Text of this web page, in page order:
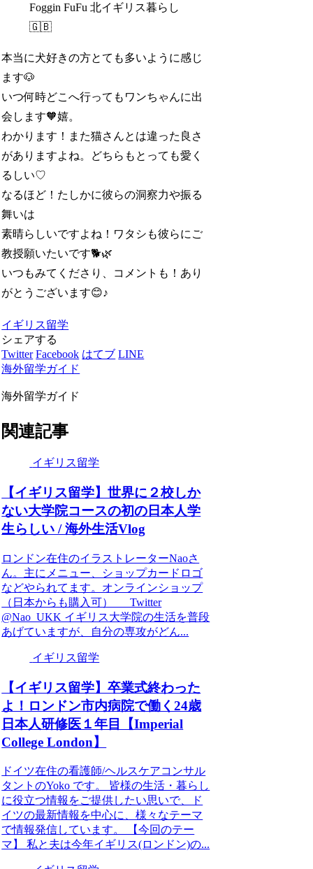
Foggin FuFu 北イギリス暮らし
🇬🇧
本当に犬好きの方とても多いように感じ
ます🐶
いつ何時どこへ行ってもワンちゃんに出
会します🧡嬉。
わかります！また猫さんとは違った良さ
がありますよね。どちらもとっても愛く
るしい♡
なるほど！たしかに彼らの洞察力や振る
舞いは
素晴らしいですよね！ワタシも彼らにご
教授願いたいです🐕🌿
いつもみてくださり、コメントも！あり
がとうございます😊♪
イギリス留学
シェアする
Twitter Facebook はてブ LINE
海外留学ガイド
海外留学ガイド
関連記事
イギリス留学
【イギリス留学】世界に２校しか
ない大学院コースの初の日本人学
生らしい / 海外生活Vlog
ロンドン在住のイラストレーターNaoさ
ん。主にメニュー、ショップカードロゴ
などやられてます。オンラインショップ
（日本からも購入可） Twitter
@Nao_UKK イギリス大学院の生活を普段
あげていますが、自分の専攻がどん...
イギリス留学
【イギリス留学】卒業式終わった
よ！ロンドン市内病院で働く24歳
日本人研修医１年目【Imperial
College London】
ドイツ在住の看護師/ヘルスケアコンサル
タントのYoko です。 皆様の生活・暮らし
に役立つ情報をご提供したい思いで、ド
イツの最新情報を中心に、様々なテーマ
で情報発信しています。 【今回のテー
マ】 私と夫は今年イギリス(ロンドン)の...